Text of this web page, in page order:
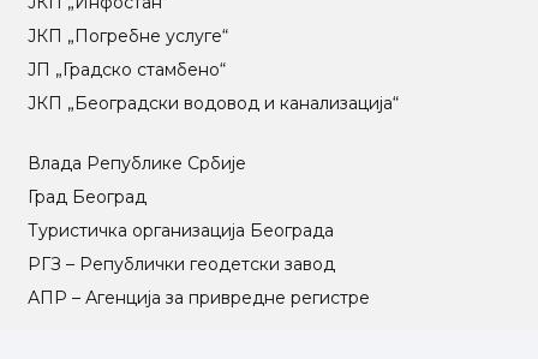
ЈКП „Погребне услуге“
ЈП „Градско стамбено“
ЈКП „Београдски водовод и канализација“
Влада Републике Србије
Град Београд
Туристичка организација Београда
РГЗ – Републички геодетски завод
АПР – Агенција за привредне регистре